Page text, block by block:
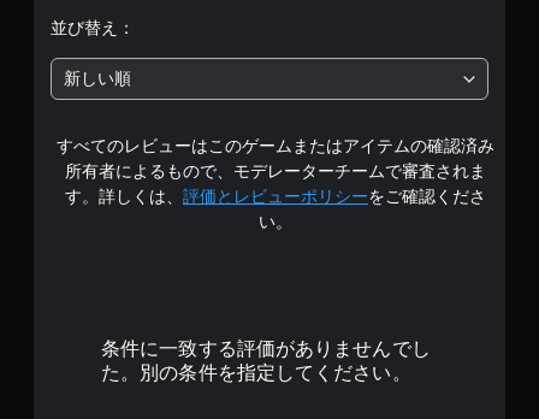
中
の
4
.
並び替え：
新しい順
すべてのレビューはこのゲームまたはアイテムの確認済み
所有者によるもので、モデレーターチームで審査されま
す。詳しくは、 評価とレビューポリシーをご確認くださ
い。
条件に一致する評価がありませんでし
た。別の条件を指定してください。